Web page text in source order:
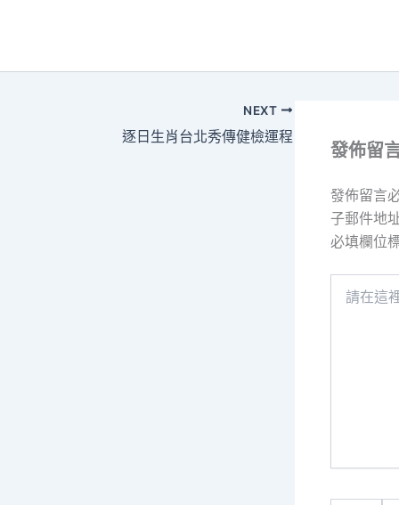
NEXT
逐日生肖台北秀傳健檢運程
發佈留
發佈留言
子郵件地
必填欄位